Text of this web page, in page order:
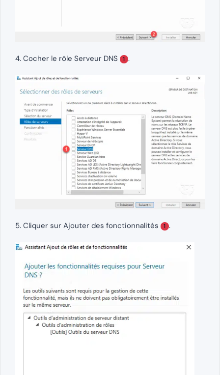
4. Cocher le rôle Serveur DNS 1 .
5. Cliquer sur Ajouter des fonctionnalités 1 .